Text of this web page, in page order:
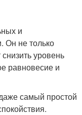
и
Он не только
уровень
равновесие и
самый простой